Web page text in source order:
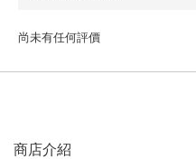
尚未有任何評價
商店介紹